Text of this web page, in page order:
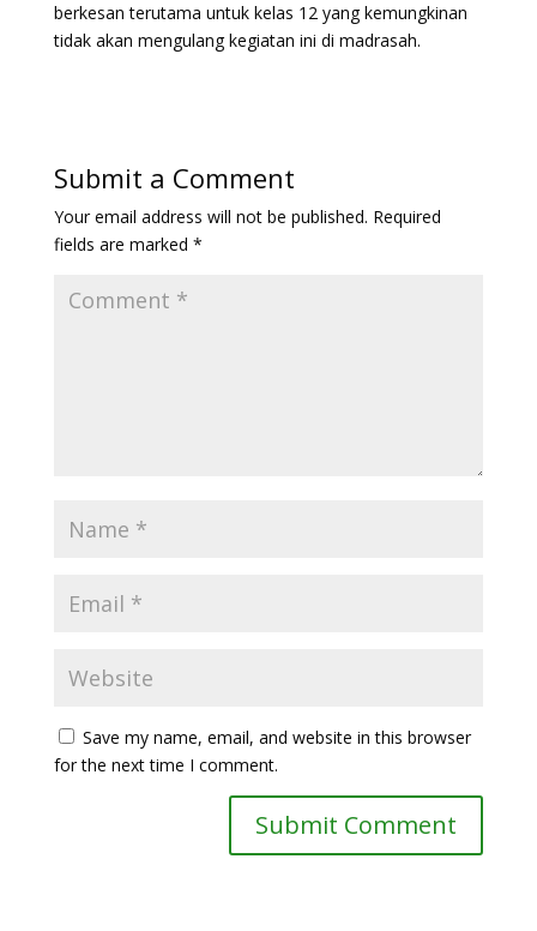
berkesan terutama untuk kelas 12 yang kemungkinan
tidak akan mengulang kegiatan ini di madrasah.
Submit a Comment
Your email address will not be published. Required
fields are marked *
Save my name, email, and website in this browser
for the next time I comment.